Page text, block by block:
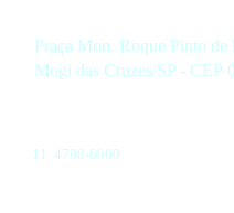
Praça Mon. Roque Pinto
Mogi das Cruzes/SP - CEP
11 4798-6900